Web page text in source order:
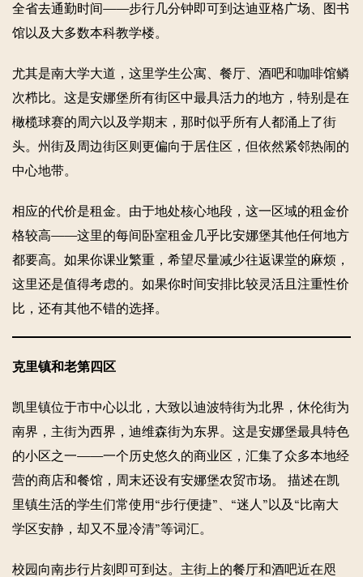
全省去通勤时间——步行几分钟即可到达迪亚格广场、图书
馆以及大多数本科教学楼。
尤其是南大学大道，这里学生公寓、餐厅、酒吧和咖啡馆鳞
次栉比。这是安娜堡所有街区中最具活力的地方，特别是在
橄榄球赛的周六以及学期末，那时似乎所有人都涌上了街
头。州街及周边街区则更偏向于居住区，但依然紧邻热闹的
中心地带。
相应的代价是租金。由于地处核心地段，这一区域的租金价
格较高——这里的每间卧室租金几乎比安娜堡其他任何地方
都要高。如果你课业繁重，希望尽量减少往返课堂的麻烦，
这里还是值得考虑的。如果你时间安排比较灵活且注重性价
比，还有其他不错的选择。
克里镇和老第四区
凯里镇位于市中心以北，大致以迪波特街为北界，休伦街为
南界，主街为西界，迪维森街为东界。这是安娜堡最具特色
的小区之一——一个历史悠久的商业区，汇集了众多本地经
营的商店和餐馆，周末还设有安娜堡农贸市场。 描述在凯
里镇生活的学生们常使用“步行便捷”、“迷人”以及“比南大
学区安静，却又不显冷清”等词汇。
校园向南步行片刻即可到达。主街上的餐厅和酒吧近在咫